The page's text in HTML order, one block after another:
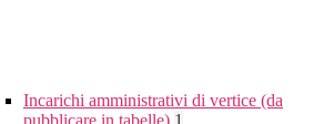
Incarichi amministrativi di vertice (da